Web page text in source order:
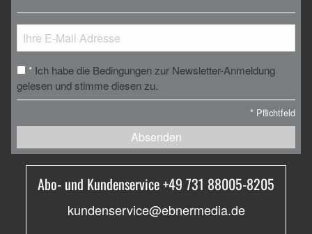
* Ich habe die Bedingungen zur Newsletter-Anmeldung
gelesen und stimme diesen zu.
* Pflichtfeld
Absenden
Abo- und Kundenservice +49 731 88005-8205
kundenservice@ebnermedia.de